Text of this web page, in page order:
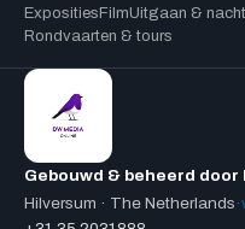
Exposities FilmUitgaan &
Rondvaarten & tours
Gebouwd & beheerd door
Hilversum · The Netherlands ·